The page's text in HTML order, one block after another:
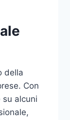
della
Con
alcuni